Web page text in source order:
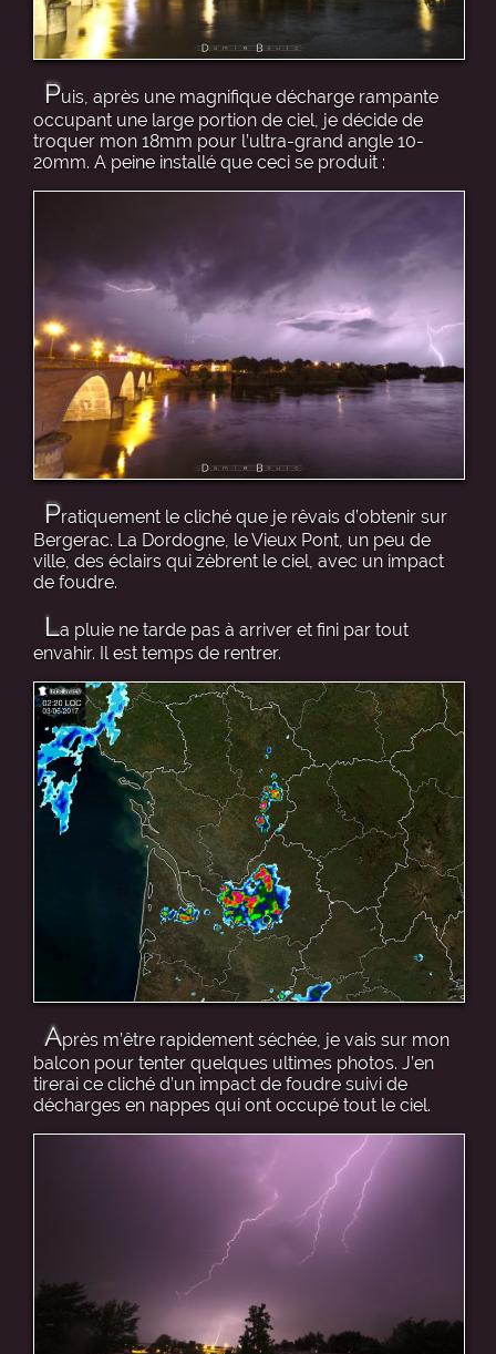
Puis, après une magnifique décharge rampante
occupant une large portion de ciel, je décide de
troquer mon 18mm pour l’ultra-grand angle 10-
20mm. A peine installé que ceci se produit :
Pratiquement le cliché que je rêvais d’obtenir sur
Bergerac. La Dordogne, le Vieux Pont, un peu de
ville, des éclairs qui zèbrent le ciel, avec un impact
de foudre.
La pluie ne tarde pas à arriver et fini par tout
envahir. Il est temps de rentrer.
Après m’être rapidement séchée, je vais sur mon
balcon pour tenter quelques ultimes photos. J’en
tirerai ce cliché d’un impact de foudre suivi de
décharges en nappes qui ont occupé tout le ciel.